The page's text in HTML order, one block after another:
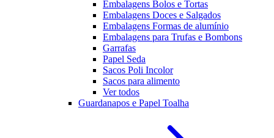
Embalagens Bolos e Tortas
Embalagens Doces e Salgados
Embalagens Formas de alumínio
Embalagens para Trufas e Bombons
Garrafas
Papel Seda
Sacos Poli Incolor
Sacos para alimento
Ver todos
Guardanapos e Papel Toalha